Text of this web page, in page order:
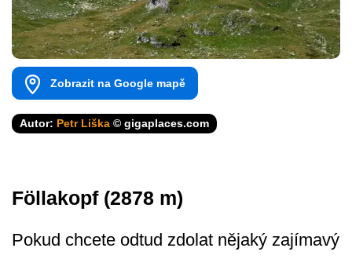
Zobrazit na Google mapě
Autor: Petr Liška © gigaplaces.com
Föllakopf (2878 m)
Pokud chcete odtud zdolat nějaký zajímavý